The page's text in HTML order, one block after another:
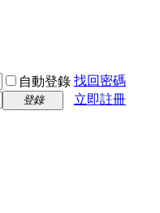
自動登錄 找回密碼
登錄 立即註冊